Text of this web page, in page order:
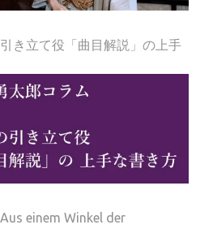
き立て役「曲目解説」の上手
einem Winkel der